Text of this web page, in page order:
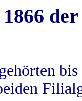
1866